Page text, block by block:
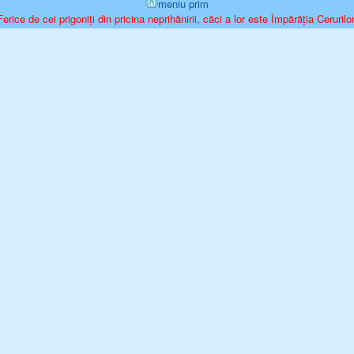
meniu prim
de cei prigoniți din pricina neprihănirii, căci a lor este Împărăția